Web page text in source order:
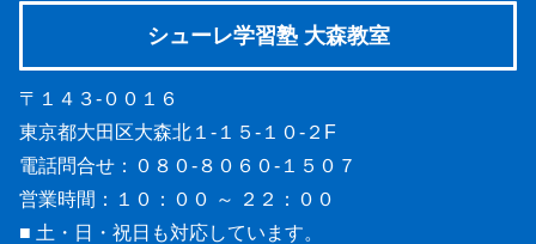
シューレ学習塾 大森教室
〒１４３-００１６
東京都大田区大森北１-１５-１０-２F
電話問合せ：０８０-８０６０-１５０７
営業時間：１０：００ ～ ２２：００
■ 土・日・祝日も対応しています。